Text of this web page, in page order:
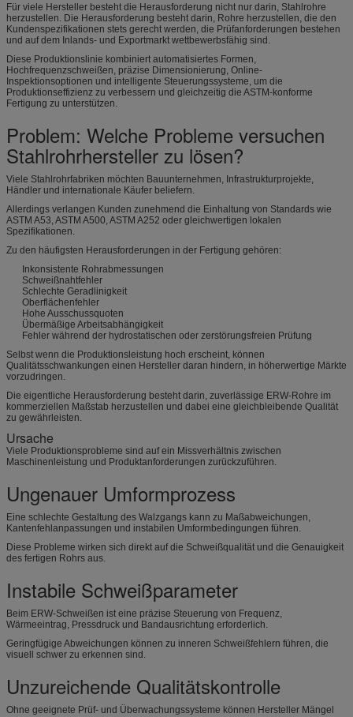
Für viele Hersteller besteht die Herausforderung nicht nur darin, Stahlrohre
herzustellen. Die Herausforderung besteht darin, Rohre herzustellen, die den
Kundenspezifikationen stets gerecht werden, die Prüfanforderungen bestehen
und auf dem Inlands- und Exportmarkt wettbewerbsfähig sind.
Diese Produktionslinie kombiniert automatisiertes Formen,
Hochfrequenzschweißen, präzise Dimensionierung, Online-
Inspektionsoptionen und intelligente Steuerungssysteme, um die
Produktionseffizienz zu verbessern und gleichzeitig die ASTM-konforme
Fertigung zu unterstützen.
Problem: Welche Probleme versuchen
Stahlrohrhersteller zu lösen?
Viele Stahlrohrfabriken möchten Bauunternehmen, Infrastrukturprojekte,
Händler und internationale Käufer beliefern.
Allerdings verlangen Kunden zunehmend die Einhaltung von Standards wie
ASTM A53, ASTM A500, ASTM A252 oder gleichwertigen lokalen
Spezifikationen.
Zu den häufigsten Herausforderungen in der Fertigung gehören:
Inkonsistente Rohrabmessungen
Schweißnahtfehler
Schlechte Geradlinigkeit
Oberflächenfehler
Hohe Ausschussquoten
Übermäßige Arbeitsabhängigkeit
Fehler während der hydrostatischen oder zerstörungsfreien Prüfung
Selbst wenn die Produktionsleistung hoch erscheint, können
Qualitätsschwankungen einen Hersteller daran hindern, in höherwertige Märkte
vorzudringen.
Die eigentliche Herausforderung besteht darin, zuverlässige ERW-Rohre im
kommerziellen Maßstab herzustellen und dabei eine gleichbleibende Qualität
zu gewährleisten.
Ursache
Viele Produktionsprobleme sind auf ein Missverhältnis zwischen
Maschinenleistung und Produktanforderungen zurückzuführen.
Ungenauer Umformprozess
Eine schlechte Gestaltung des Walzgangs kann zu Maßabweichungen,
Kantenfehlanpassungen und instabilen Umformbedingungen führen.
Diese Probleme wirken sich direkt auf die Schweißqualität und die Genauigkeit
des fertigen Rohrs aus.
Instabile Schweißparameter
Beim ERW-Schweißen ist eine präzise Steuerung von Frequenz,
Wärmeeintrag, Pressdruck und Bandausrichtung erforderlich.
Geringfügige Abweichungen können zu inneren Schweißfehlern führen, die
visuell schwer zu erkennen sind.
Unzureichende Qualitätskontrolle
Ohne geeignete Prüf- und Überwachungssysteme können Hersteller Mängel